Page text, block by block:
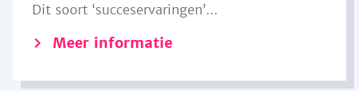
Dit soort ‘succeservaringen’...
Meer informatie